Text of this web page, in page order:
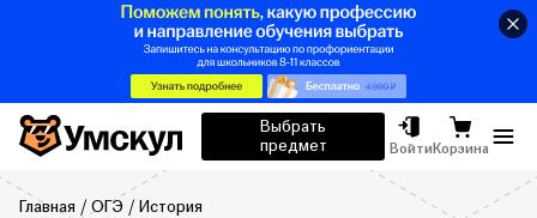
Умскул
Выбрать
предмет
ВойтиКорзина
Главная ОГЭ История